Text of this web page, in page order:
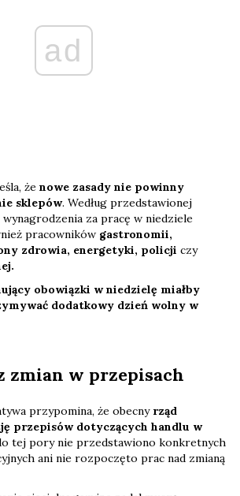
ad
że nowe zasady nie powinny
sklepów. Według przedstawionej
za pracę w niedziele
pracowników gastronomii,
zdrowia, energetyki, policji czy
obowiązki w niedzielę miałby
dodatkowy dzień wolny w
zmian w przepisach
przypomina, że obecny rząd
przepisów dotyczących handlu w
tej pory nie przedstawiono konkretnych
ani nie rozpoczęto prac nad zmianą